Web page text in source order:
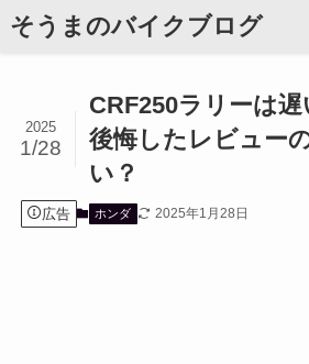
そうまのバイクブログ
CRF250ラリーは遅
後悔したレビュー
い？
2025
1/28
広告 ホンダ 2025年1月28日